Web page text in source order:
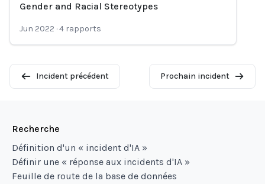
Gender and Racial Stereotypes
Jun 2022 ·4 rapports
Incident précédent Prochain incident
Recherche
Définition d'un « incident d'IA »
Définir une « réponse aux incidents d'IA »
Feuille de route de la base de données